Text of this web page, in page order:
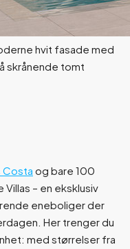
Costa og bare 100
– en eksklusiv
eneboliger der
Her trenger du
med størrelser fra